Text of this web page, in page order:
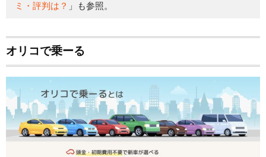
ミ・評判は？ 」も参照。
オリコで乗ーる